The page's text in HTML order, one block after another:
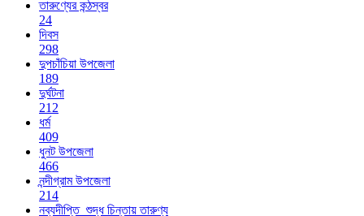
তারুণ্যের কন্ঠস্বর
24
দিবস
298
দুপচাঁচিয়া উপজেলা
189
দুর্ঘটনা
212
ধর্ম
409
ধুনট উপজেলা
466
নন্দীগ্রাম উপজেলা
214
নব্যদীপ্তি_শুদ্ধ চিন্তায় তারুণ্য